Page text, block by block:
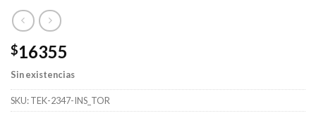
$16355
Sin existencias
SKU:TEK-2347-INS_TOR